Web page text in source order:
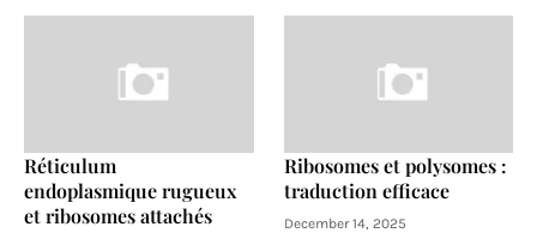
Réticulum
endoplasmique rugueux
et ribosomes attachés
Ribosomes et polysomes :
traduction efficace
December 14, 2025